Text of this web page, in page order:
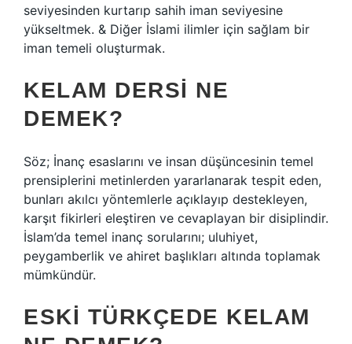
seviyesinden kurtarıp sahih iman seviyesine
yükseltmek. & Diğer İslami ilimler için sağlam bir
iman temeli oluşturmak.
KELAM DERSI NE
DEMEK?
Söz; İnanç esaslarını ve insan düşüncesinin temel
prensiplerini metinlerden yararlanarak tespit eden,
bunları akılcı yöntemlerle açıklayıp destekleyen,
karşıt fikirleri eleştiren ve cevaplayan bir disiplindir.
İslam’da temel inanç sorularını; uluhiyet,
peygamberlik ve ahiret başlıkları altında toplamak
mümkündür.
ESKI TÜRKÇEDE KELAM